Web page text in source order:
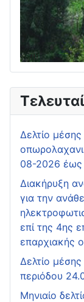
Δελτίο μέσης
08-2026
Διακήρυξη
για την
επί της 4ης
επαρχιακής
Δελτίο
περιόδου
Μηνιαίο